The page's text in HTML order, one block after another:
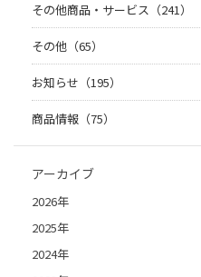
その他商品・サービス（241）
その他（65）
お知らせ（195）
商品情報（75）
アーカイブ
2026年
2025年
2024年